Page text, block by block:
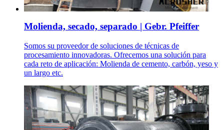
Molienda, secado, separado | Gebr. Pfeiffer
Somos su proveedor de soluciones de técnicas de
procesamiento innovadoras. Ofrecemos una solución para
cada reto de aplicación: Molienda de cemento, carbón, yeso y
un largo etc.